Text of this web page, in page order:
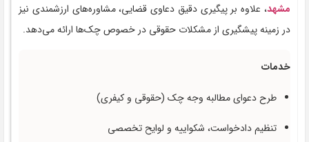
مشهد، علاوه بر پیگیری دقیق دعاوی قضایی، مشاوره‌های ارزشمندی نیز
در زمینه پیشگیری از مشکلات حقوقی در خصوص چک‌ها ارائه می‌دهد.
خدمات
طرح دعوای مطالبه وجه چک (حقوقی و کیفری)
تنظیم دادخواست، شکواییه و لوایح تخصصی